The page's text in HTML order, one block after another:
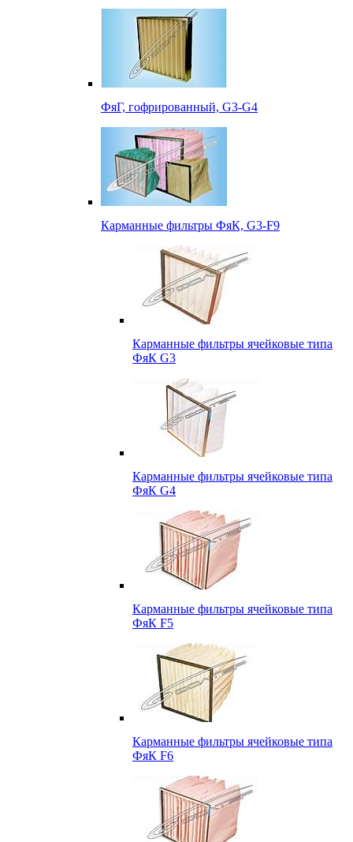
ФяГ, гофрированный, G3-G4
Карманные фильтры ФяК, G3-F9
Карманные фильтры ячейковые типа
ФяК G3
Карманные фильтры ячейковые типа
ФяК G4
Карманные фильтры ячейковые типа
ФяК F5
Карманные фильтры ячейковые типа
ФяК F6